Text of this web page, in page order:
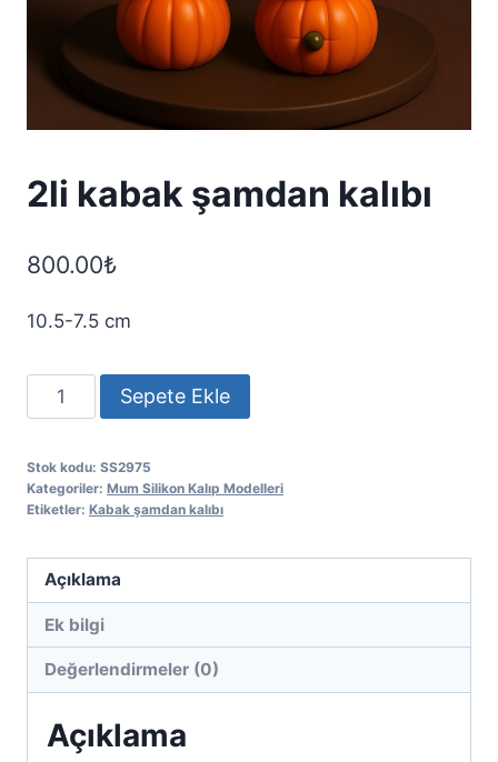
2li kabak şamdan kalıbı
800.00₺
10.5-7.5 cm
kabak
kalıbı
adet
Sepete Ekle
Stok kodu: SS2975
Kategoriler: Mum Silikon Kalıp Modelleri
Etiketler: Kabak şamdan kalıbı
Açıklama
Ek bilgi
Değerlendirmeler (0)
Açıklama